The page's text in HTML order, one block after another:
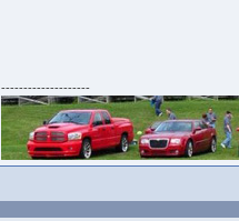
--------------------